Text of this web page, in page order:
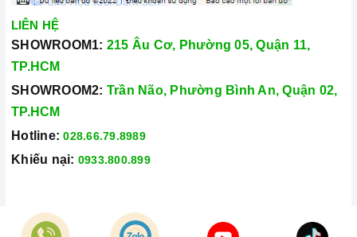
LIÊN HỆ
SHOWROOM1: 215 Âu Cơ, Phường 05, Quận 11,
TP.HCM
SHOWROOM2: Trần Não, Phường Bình An, Quận 02,
TP.HCM
Hotline: 028.66.79.8989
Khiếu nại: 0933.800.899
© Bản quyền thuộc vềCông Ty TNHH Home Best Việt Nam